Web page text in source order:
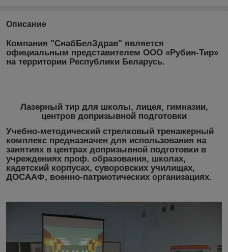
Описание
Компания "СнабБелЗдрав" является
официальным представителем ООО «Рубин-Тир»
на территории Республики Беларусь.
Лазерный тир для школы, лицея, гимназии,
центров допризывной подготовки
Учебно-методический стрелковый тренажерный
комплекс предназначен для использования на
занятиях в центрах допризывной подготовки в
учреждениях проф. образования, школах,
кадетский корпусах, суворовских училищах,
ДОСААФ, военно-патриотических организациях.